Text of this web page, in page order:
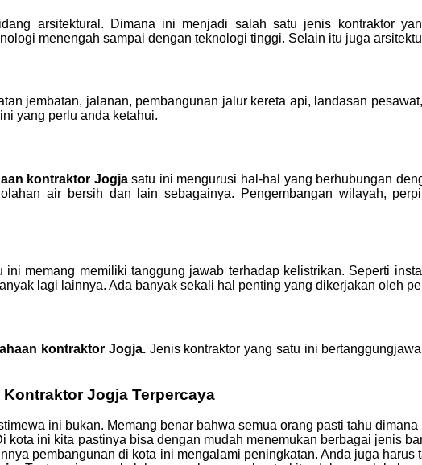
arsitektural. Dimana ini menjadi salah satu jenis kontraktor
menengah sampai dengan teknologi tinggi. Selain itu juga
jembatan, jalanan, pembangunan jalur kereta api, landasan
yang perlu anda ketahui.
kontraktor Jogjasatu ini mengurusi hal-hal yang berhubungan
air bersih dan lain sebagainya. Pengembangan wilayah,
ini memang memiliki tanggung jawab terhadap kelistrikan. Seperti
lagi lainnya. Ada banyak sekali hal penting yang dikerjakan oleh
kontraktor Jogja. Jenis kontraktor yang satu ini
Jogja Terpercaya
ini bukan. Memang benar bahwa semua orang pasti tahu
ini kita pastinya bisa dengan mudah menemukan berbagai jenis
pembangunan di kota ini mengalami peningkatan. Anda juga